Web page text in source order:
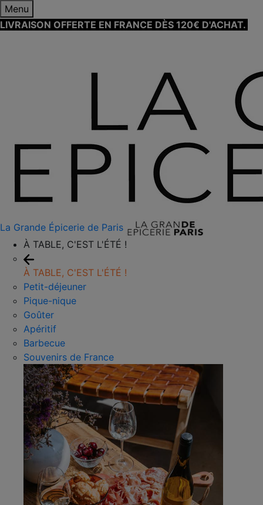
Menu
LIVRAISON OFFERTE EN FRANCE DÈS 120€ D'ACHAT.
La Grande Épicerie de Paris
À TABLE, C'EST L'ÉTÉ !
À TABLE, C'EST L'ÉTÉ !
Petit-déjeuner
Pique-nique
Goûter
Apéritif
Barbecue
Souvenirs de France